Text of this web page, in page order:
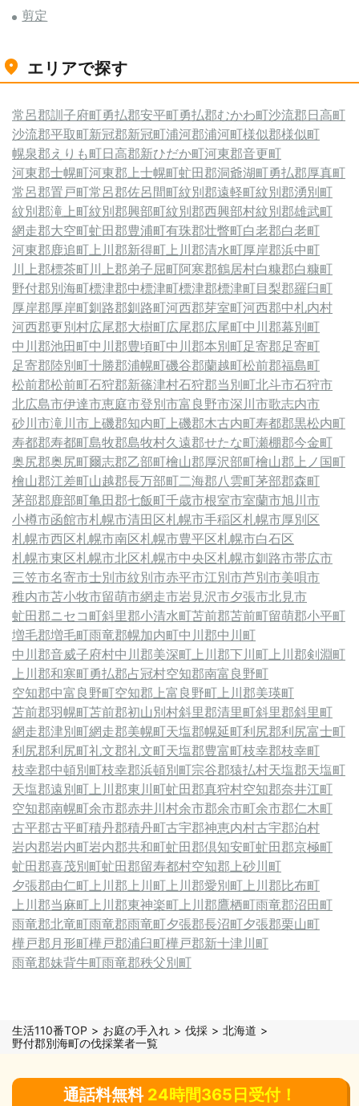
剪定
エリアで探す
常呂郡訓子府町勇払郡安平町勇払郡むかわ町沙流郡日高町
沙流郡平取町新冠郡新冠町浦河郡浦河町様似郡様似町
幌泉郡えりも町日高郡新ひだか町河東郡音更町
河東郡士幌町河東郡上士幌町虻田郡洞爺湖町勇払郡厚真町
常呂郡置戸町常呂郡佐呂間町紋別郡遠軽町紋別郡湧別町
紋別郡滝上町紋別郡興部町紋別郡西興部村紋別郡雄武町
網走郡大空町虻田郡豊浦町有珠郡壮瞥町白老郡白老町
河東郡鹿追町上川郡新得町上川郡清水町厚岸郡浜中町
川上郡標茶町川上郡弟子屈町阿寒郡鶴居村白糠郡白糠町
野付郡別海町標津郡中標津町標津郡標津町目梨郡羅臼町
厚岸郡厚岸町釧路郡釧路町河西郡芽室町河西郡中札内村
河西郡更別村広尾郡大樹町広尾郡広尾町中川郡幕別町
中川郡池田町中川郡豊頃町中川郡本別町足寄郡足寄町
足寄郡陸別町十勝郡浦幌町磯谷郡蘭越町松前郡福島町
松前郡松前町石狩郡新篠津村石狩郡当別町北斗市石狩市
北広島市伊達市恵庭市登別市富良野市深川市歌志内市
砂川市滝川市上磯郡知内町上磯郡木古内町寿都郡黒松内町
寿都郡寿都町島牧郡島牧村久遠郡せたな町瀬棚郡今金町
奥尻郡奥尻町爾志郡乙部町檜山郡厚沢部町檜山郡上ノ国町
檜山郡江差町山越郡長万部町二海郡八雲町茅部郡森町
茅部郡鹿部町亀田郡七飯町千歳市根室市室蘭市旭川市
小樽市函館市札幌市清田区札幌市手稲区札幌市厚別区
札幌市西区札幌市南区札幌市豊平区札幌市白石区
札幌市東区札幌市北区札幌市中央区札幌市釧路市帯広市
三笠市名寄市士別市紋別市赤平市江別市芦別市美唄市
稚内市苫小牧市留萌市網走市岩見沢市夕張市北見市
虻田郡ニセコ町斜里郡小清水町苫前郡苫前町留萌郡小平町
増毛郡増毛町雨竜郡幌加内町中川郡中川町
中川郡音威子府村中川郡美深町上川郡下川町上川郡剣淵町
上川郡和寒町勇払郡占冠村空知郡南富良野町
空知郡中富良野町空知郡上富良野町上川郡美瑛町
苫前郡羽幌町苫前郡初山別村斜里郡清里町斜里郡斜里町
網走郡津別町網走郡美幌町天塩郡幌延町利尻郡利尻富士町
利尻郡利尻町礼文郡礼文町天塩郡豊富町枝幸郡枝幸町
枝幸郡中頓別町枝幸郡浜頓別町宗谷郡猿払村天塩郡天塩町
天塩郡遠別町上川郡東川町虻田郡真狩村空知郡奈井江町
空知郡南幌町余市郡赤井川村余市郡余市町余市郡仁木町
古平郡古平町積丹郡積丹町古宇郡神恵内村古宇郡泊村
岩内郡岩内町岩内郡共和町虻田郡倶知安町虻田郡京極町
虻田郡喜茂別町虻田郡留寿都村空知郡上砂川町
夕張郡由仁町上川郡上川町上川郡愛別町上川郡比布町
上川郡当麻町上川郡東神楽町上川郡鷹栖町雨竜郡沼田町
雨竜郡北竜町雨竜郡雨竜町夕張郡長沼町夕張郡栗山町
樺戸郡月形町樺戸郡浦臼町樺戸郡新十津川町
雨竜郡妹背牛町雨竜郡秩父別町
生活110番TOP お庭の手入れ 伐採
北海道
野付郡別海町の伐採業者一覧
通話料無料 24時間365日受付！